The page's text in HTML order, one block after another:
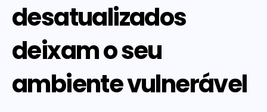
desatualizados
deixam o seu
ambiente vulnerável